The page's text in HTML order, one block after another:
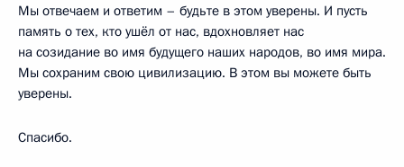
Мы отвечаем и ответим – будьте в этом уверены. И пусть
память о тех, кто ушёл от нас, вдохновляет нас
на созидание во имя будущего наших народов, во имя мира.
Мы сохраним свою цивилизацию. В этом вы можете быть
уверены.
Спасибо.